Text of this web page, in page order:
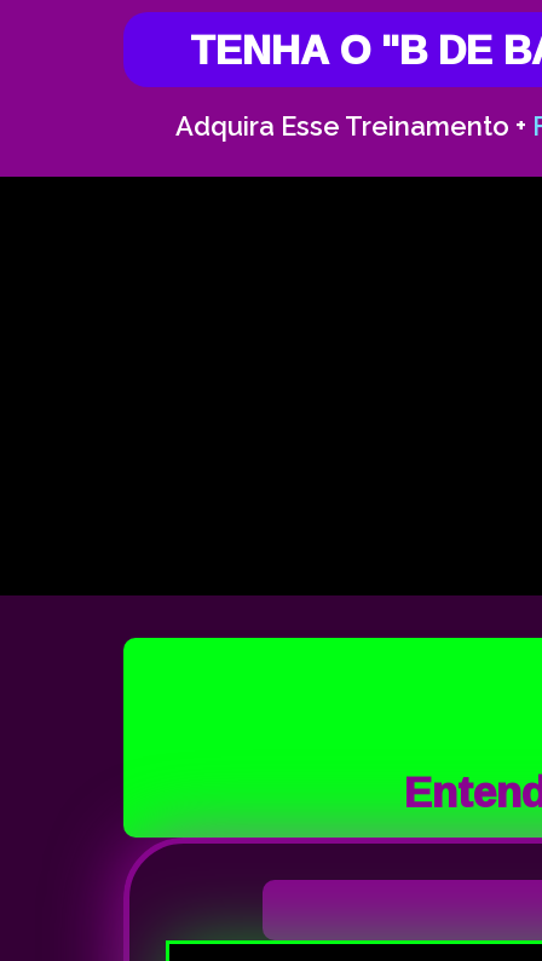
TENHA O "B DE
Adquira Esse Treinamento +